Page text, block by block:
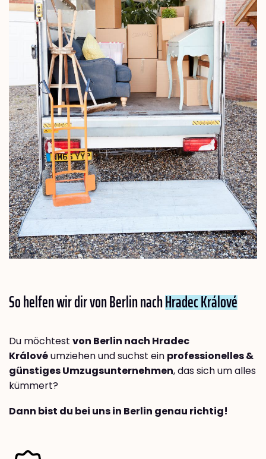
So helfen wir dir von Berlin nachHradec Králové
Du möchtest von Berlin nach Hradec
Královéumziehen und suchst ein professionelles &
günstiges Umzugsunternehmen, das sich um alles
kümmert?
Dann bist du bei uns in Berlin genau richtig!